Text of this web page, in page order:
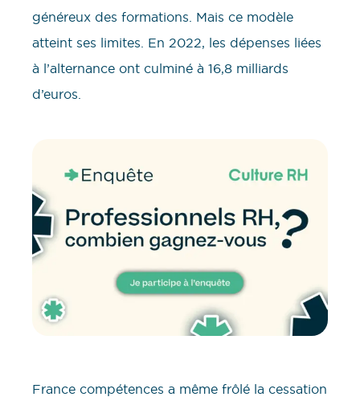
généreux des formations. Mais ce modèle
atteint ses limites. En 2022, les dépenses liées
à l’alternance ont culminé à 16,8 milliards
d’euros.
France compétences a même frôlé la cessation